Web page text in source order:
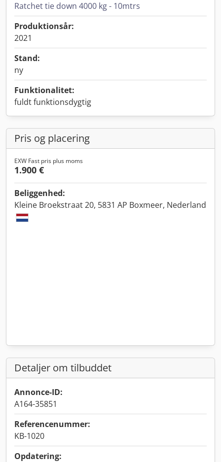
Ratchet tie down 4000 kg - 10mtrs
Produktionsår:
2021
Stand:
ny
Funktionalitet:
fuldt funktionsdygtig
Pris og placering
EXW Fast pris plus moms
1.900 €
Beliggenhed:
Kleine Broekstraat 20, 5831 AP Boxmeer, Nederland
Detaljer om tilbuddet
Annonce-ID:
A164-35851
Referencenummer:
KB-1020
Opdatering: